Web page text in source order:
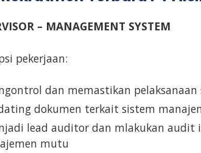
– MANAGEMENT SYSTEM
pekerjaan:
dan memastikan
dokumen terkait sistem
lead auditor dan mlakukan audit
mutu